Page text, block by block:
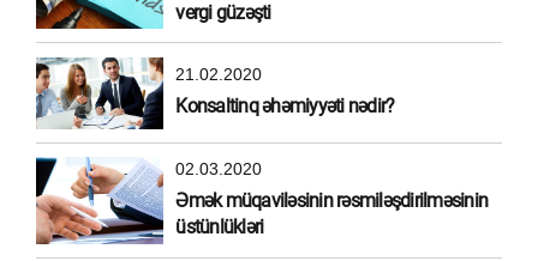
vergi güzəşti
21.02.2020
Konsaltinq əhəmiyyəti nədir?
02.03.2020
Əmək müqaviləsinin rəsmiləşdirilməsinin
üstünlükləri